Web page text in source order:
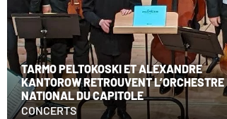
TARMO PELTOKOSKI ET ALEXANDRE
KANTOROW RETROUVENT L’ORCHESTRE
NATIONAL DU CAPITOLE
CONCERTS